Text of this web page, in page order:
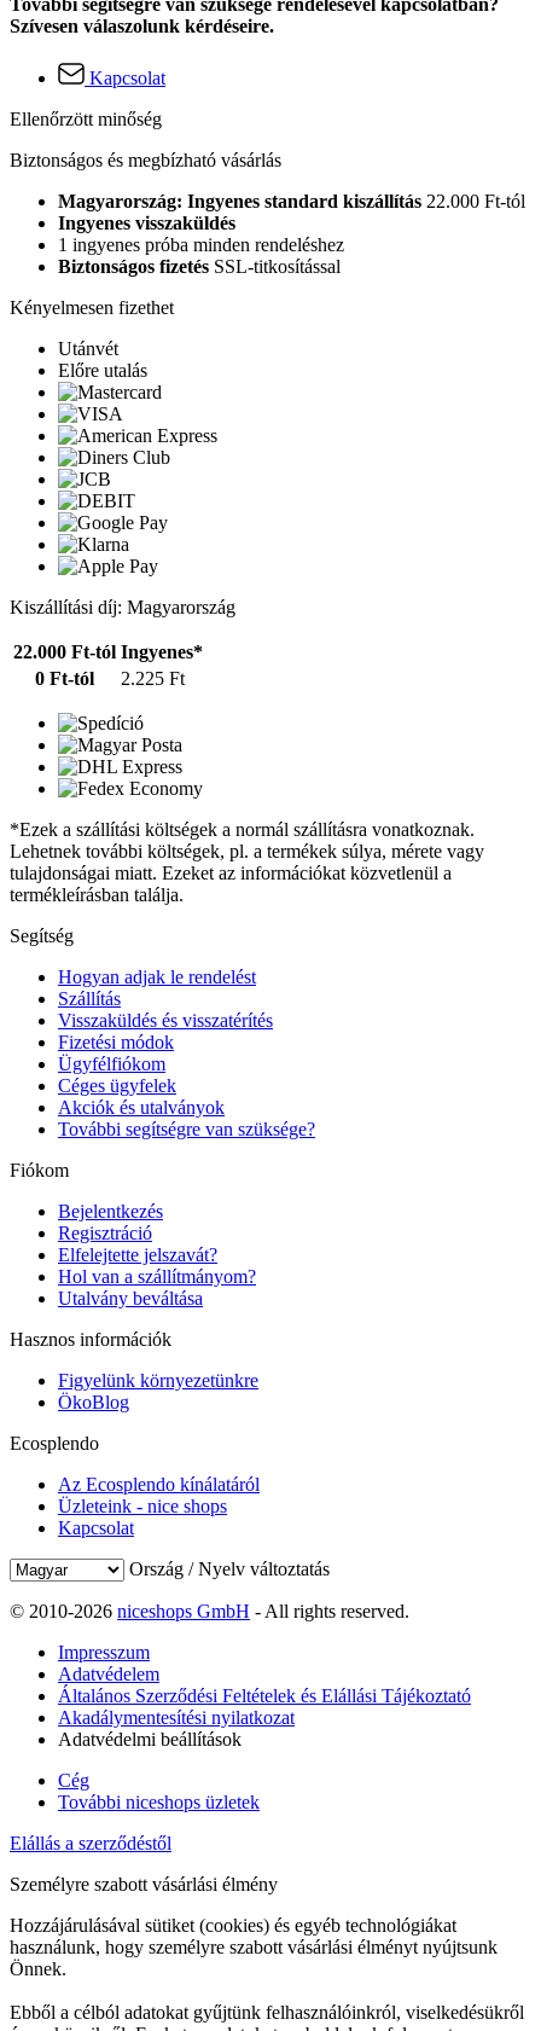
További segítségre van szüksége rendelésével kapcsolatban?
Szívesen válaszolunk kérdéseire.
Kapcsolat
Ellenőrzött minőség
Biztonságos és megbízható vásárlás
Magyarország: Ingyenes standard kiszállítás 22.000 Ft-tól
Ingyenes visszaküldés
1 ingyenes próba minden rendeléshez
Biztonságos fizetés SSL-titkosítással
Kényelmesen fizethet
Utánvét
Előre utalás
Kiszállítási díj: Magyarország
22.000 Ft-tól Ingyenes*
0 Ft-tól
2.225 Ft
*Ezek a szállítási költségek a normál szállításra vonatkoznak.
Lehetnek további költségek, pl. a termékek súlya, mérete vagy
tulajdonságai miatt. Ezeket az információkat közvetlenül a
termékleírásban találja.
Segítség
Hogyan adjak le rendelést
Szállítás
Visszaküldés és visszatérítés
Fizetési módok
Ügyfélfiókom
Céges ügyfelek
Akciók és utalványok
További segítségre van szüksége?
Fiókom
Bejelentkezés
Regisztráció
Elfelejtette jelszavát?
Hol van a szállítmányom?
Utalvány beváltása
Hasznos információk
Figyelünk környezetünkre
ÖkoBlog
Ecosplendo
Az Ecosplendo kínálatáról
Üzleteink - nice shops
Kapcsolat
Ország / Nyelv változtatás
© 2010-2026 niceshops GmbH - All rights reserved.
Impresszum
Adatvédelem
Általános Szerződési Feltételek és Elállási Tájékoztató
Akadálymentesítési nyilatkozat
Adatvédelmi beállítások
Cég
További niceshops üzletek
Elállás a szerződéstől
Személyre szabott vásárlási élmény
Hozzájárulásával sütiket (cookies) és egyéb technológiákat
használunk, hogy személyre szabott vásárlási élményt nyújtsunk
Önnek.
Ebből a célból adatokat gyűjtünk felhasználóinkról, viselkedésükről